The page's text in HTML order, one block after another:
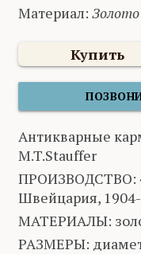
Материал:Золото
Купить
Антикварные
M.T.Stauffer
ПРОИЗВОДСТВО:
Швейцария, 1904-
МАТЕРИАЛЫ:
РАЗМЕРЫ: